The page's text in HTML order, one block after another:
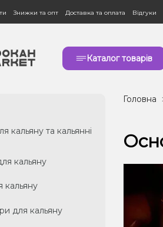
Знижки та опт Доставка та оплата Відгуки
Каталог товарів
кальяну та кальянні
кальяну
кальяну
для кальяну
кальяну та кальянні
кальяну
кальяну
для кальяну
Головна